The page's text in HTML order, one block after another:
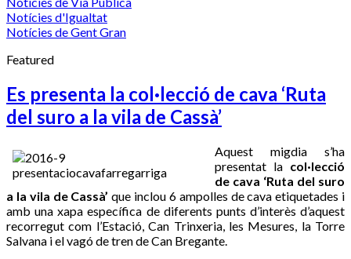
Notícies d'Igualtat
Notícies de Gent Gran
Featured
Es presenta la col·lecció de cava ‘Ruta
del suro a la vila de Cassà’
Aquest migdia s’ha
presentat la col·lecció
de cava ‘Ruta del suro
a la vila de Cassà’ que inclou 6 ampolles de cava etiquetades i
amb una xapa específica de diferents punts d’interès d’aquest
recorregut com l’Estació, Can Trinxeria, les Mesures, la Torre
Salvana i el vagó de tren de Can Bregante.